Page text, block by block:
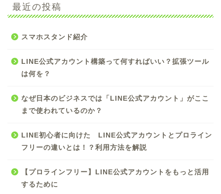
最近の投稿
スマホスタンド紹介
LINE公式アカウント構築って何すればいい？拡張ツール
は何を？
なぜ日本のビジネスでは「LINE公式アカウント」がここ
まで使われているのか？
LINE初心者に向けた LINE公式アカウントとプロライン
フリーの違いとは！？利用方法を解説
【プロラインフリー】LINE公式アカウントをもっと活用
するために